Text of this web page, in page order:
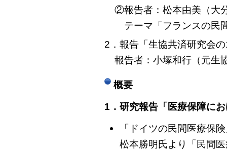
②報告者：松本由美（大
テーマ「フランスの民
2．報告「生協共済研究会
報告者：小塚和行（元生
概要
1．研究報告「医療保障に
「ドイツの民間医療保
松本勝明氏より「民間